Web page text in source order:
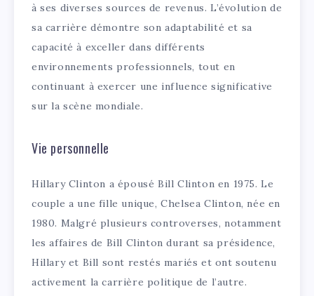
à ses diverses sources de revenus. L’évolution de
sa carrière démontre son adaptabilité et sa
capacité à exceller dans différents
environnements professionnels, tout en
continuant à exercer une influence significative
sur la scène mondiale.
Vie personnelle
Hillary Clinton a épousé Bill Clinton en 1975. Le
couple a une fille unique, Chelsea Clinton, née en
1980. Malgré plusieurs controverses, notamment
les affaires de Bill Clinton durant sa présidence,
Hillary et Bill sont restés mariés et ont soutenu
activement la carrière politique de l’autre.